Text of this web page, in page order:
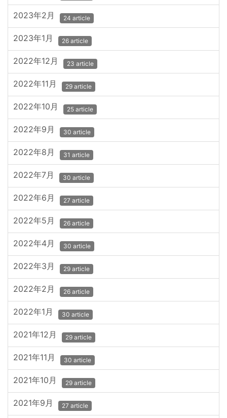
2023年2月 24 article
2023年1月 26 article
2022年12月 23 article
2022年11月 29 article
2022年10月 25 article
2022年9月 30 article
2022年8月 31 article
2022年7月 30 article
2022年6月 27 article
2022年5月 26 article
2022年4月 30 article
2022年3月 29 article
2022年2月 26 article
2022年1月 30 article
2021年12月 29 article
2021年11月 30 article
2021年10月 29 article
2021年9月 27 article